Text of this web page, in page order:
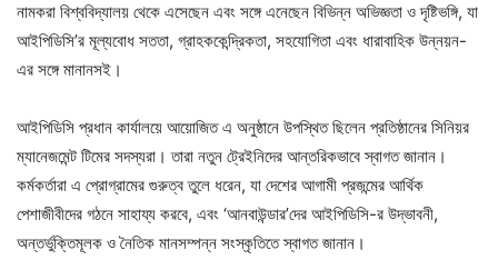
নামকরা বিশ্ববিদ্যালয় থেকে এসেছেন এবং সঙ্গে এনেছেন বিভিন্ন অভিজ্ঞতা ও দৃষ্টিভঙ্গি, যা
আইপিডিসি’র মূল্যবোধ সততা, গ্রাহককেন্দ্রিকতা, সহযোগিতা এবং ধারাবাহিক উন্নয়ন-
এর সঙ্গে মানানসই।
আইপিডিসি প্রধান কার্যালয়ে আয়োজিত এ অনুষ্ঠানে উপস্থিত ছিলেন প্রতিষ্ঠানের সিনিয়র
ম্যানেজমেন্ট টিমের সদস্যরা। তারা নতুন ট্রেইনিদের আন্তরিকভাবে স্বাগত জানান।
কর্মকর্তারা এ প্রোগ্রামের গুরুত্ব তুলে ধরেন, যা দেশের আগামী প্রজন্মের আর্থিক
পেশাজীবীদের গঠনে সাহায্য করবে, এবং ‘আনবাউন্ডার’দের আইপিডিসি-র উদ্ভাবনী,
অন্তর্ভুক্তিমূলক ও নৈতিক মানসম্পন্ন সংস্কৃতিতে স্বাগত জানান।